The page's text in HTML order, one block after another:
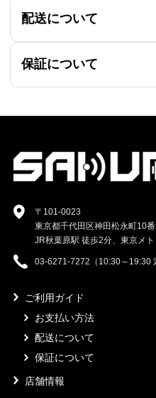
配送について
保証について
〒101-0023
東京都千代田区神田松永町10
JR秋葉原駅 徒歩2分、東京メ
03-6271-7272（10:30～19:30
ご利用ガイド
お支払い方法
配送について
保証について
店舗情報